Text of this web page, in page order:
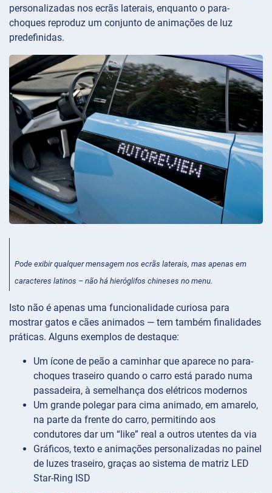
personalizadas nos ecrãs laterais, enquanto o para-
choques reproduz um conjunto de animações de luz
predefinidas.
Pode exibir qualquer mensagem nos ecrãs laterais, mas apenas em
caracteres latinos – não há hieróglifos chineses no menu.
Isto não é apenas uma funcionalidade curiosa para
mostrar gatos e cães animados — tem também finalidades
práticas. Alguns exemplos de destaque:
Um ícone de peão a caminhar que aparece no para-
choques traseiro quando o carro está parado numa
passadeira, à semelhança dos elétricos modernos
Um grande polegar para cima animado, em amarelo,
na parte da frente do carro, permitindo aos
condutores dar um “like” real a outros utentes da via
Gráficos, texto e animações personalizadas no painel
de luzes traseiro, graças ao sistema de matriz LED
Star-Ring ISD